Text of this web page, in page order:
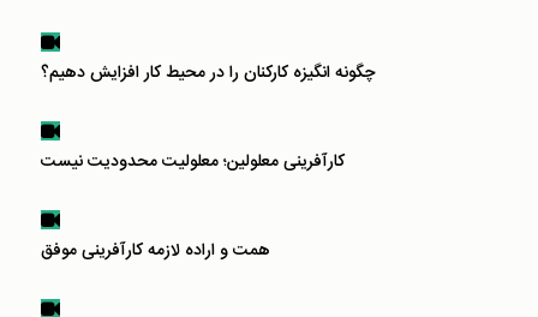
چگونه انگیزه کارکنان‌ را در محیط کار افزایش دهیم؟
کارآفرینی معلولین؛ معلولیت محدودیت نیست
همت و اراده لازمه کارآفرینی موفق